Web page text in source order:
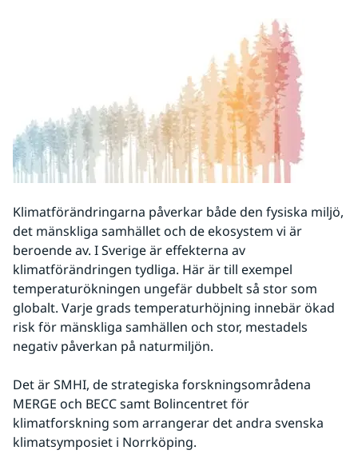
Klimatförändringarna påverkar både den fysiska miljö,
det mänskliga samhället och de ekosystem vi är
beroende av. I Sverige är effekterna av
klimatförändringen tydliga. Här är till exempel
temperaturökningen ungefär dubbelt så stor som
globalt. Varje grads temperaturhöjning innebär ökad
risk för mänskliga samhällen och stor, mestadels
negativ påverkan på naturmiljön.
Det är SMHI, de strategiska forskningsområdena
MERGE och BECC samt Bolincentret för
klimatforskning som arrangerar det andra svenska
klimatsymposiet i Norrköping.